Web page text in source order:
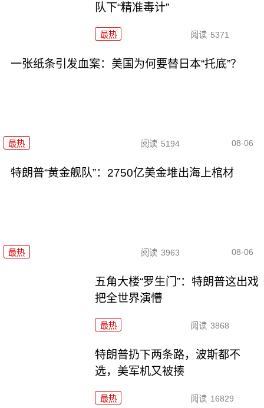
队下“精准毒计”
最热 阅读 5371
一张纸条引发血案：美国为何要替日本“托底”？
最热 阅读 5194 08-06
特朗普“黄金舰队”：2750亿美金堆出海上棺材
最热 阅读 3963 08-06
五角大楼“罗生门”：特朗普这出戏
把全世界演懵
最热 阅读 3868
特朗普扔下两条路，波斯都不
选，美军机又被揍
最热 阅读 16829